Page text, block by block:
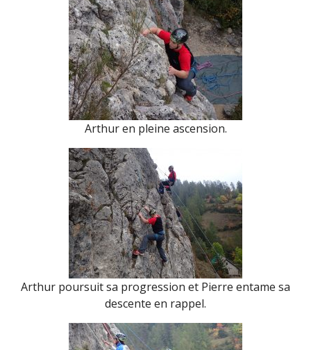
Arthur en pleine ascension.
Arthur poursuit sa progression et Pierre entame sa
descente en rappel.